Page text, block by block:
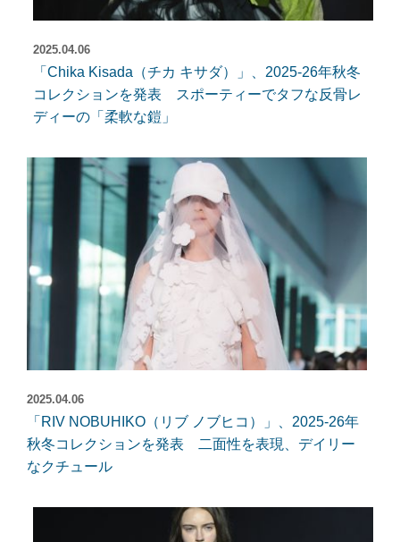
2025.04.06
「Chika Kisada（チカ キサダ）」、2025-26年秋冬
コレクションを発表 スポーティーでタフな反骨レ
ディーの「柔軟な鎧」
2025.04.06
「RIV NOBUHIKO（リブ ノブヒコ）」、2025-26年
秋冬コレクションを発表 二面性を表現、デイリー
なクチュール